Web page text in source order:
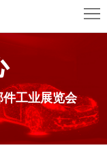
工业展览会